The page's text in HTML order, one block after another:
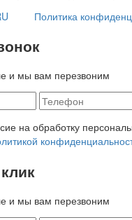
Политика
и мы вам перезвоним
на обработку
и мы вам перезвоним